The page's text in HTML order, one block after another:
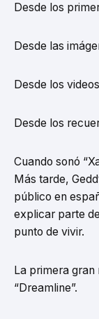
Desde los
Desde las
Desde los
Desde los
Cuando sonó
Más tarde,
público en
explicar parte
punto de vivir.
La primera
“Dreamline”.